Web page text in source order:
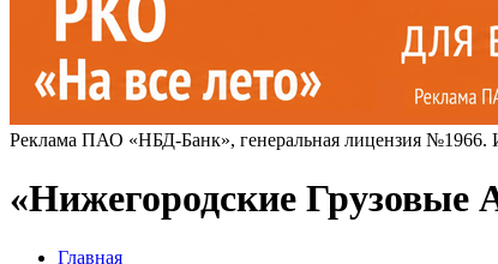
Реклама ПАО «НБД-Банк», генеральная лицензия
«Нижегородские Грузовые
Главная